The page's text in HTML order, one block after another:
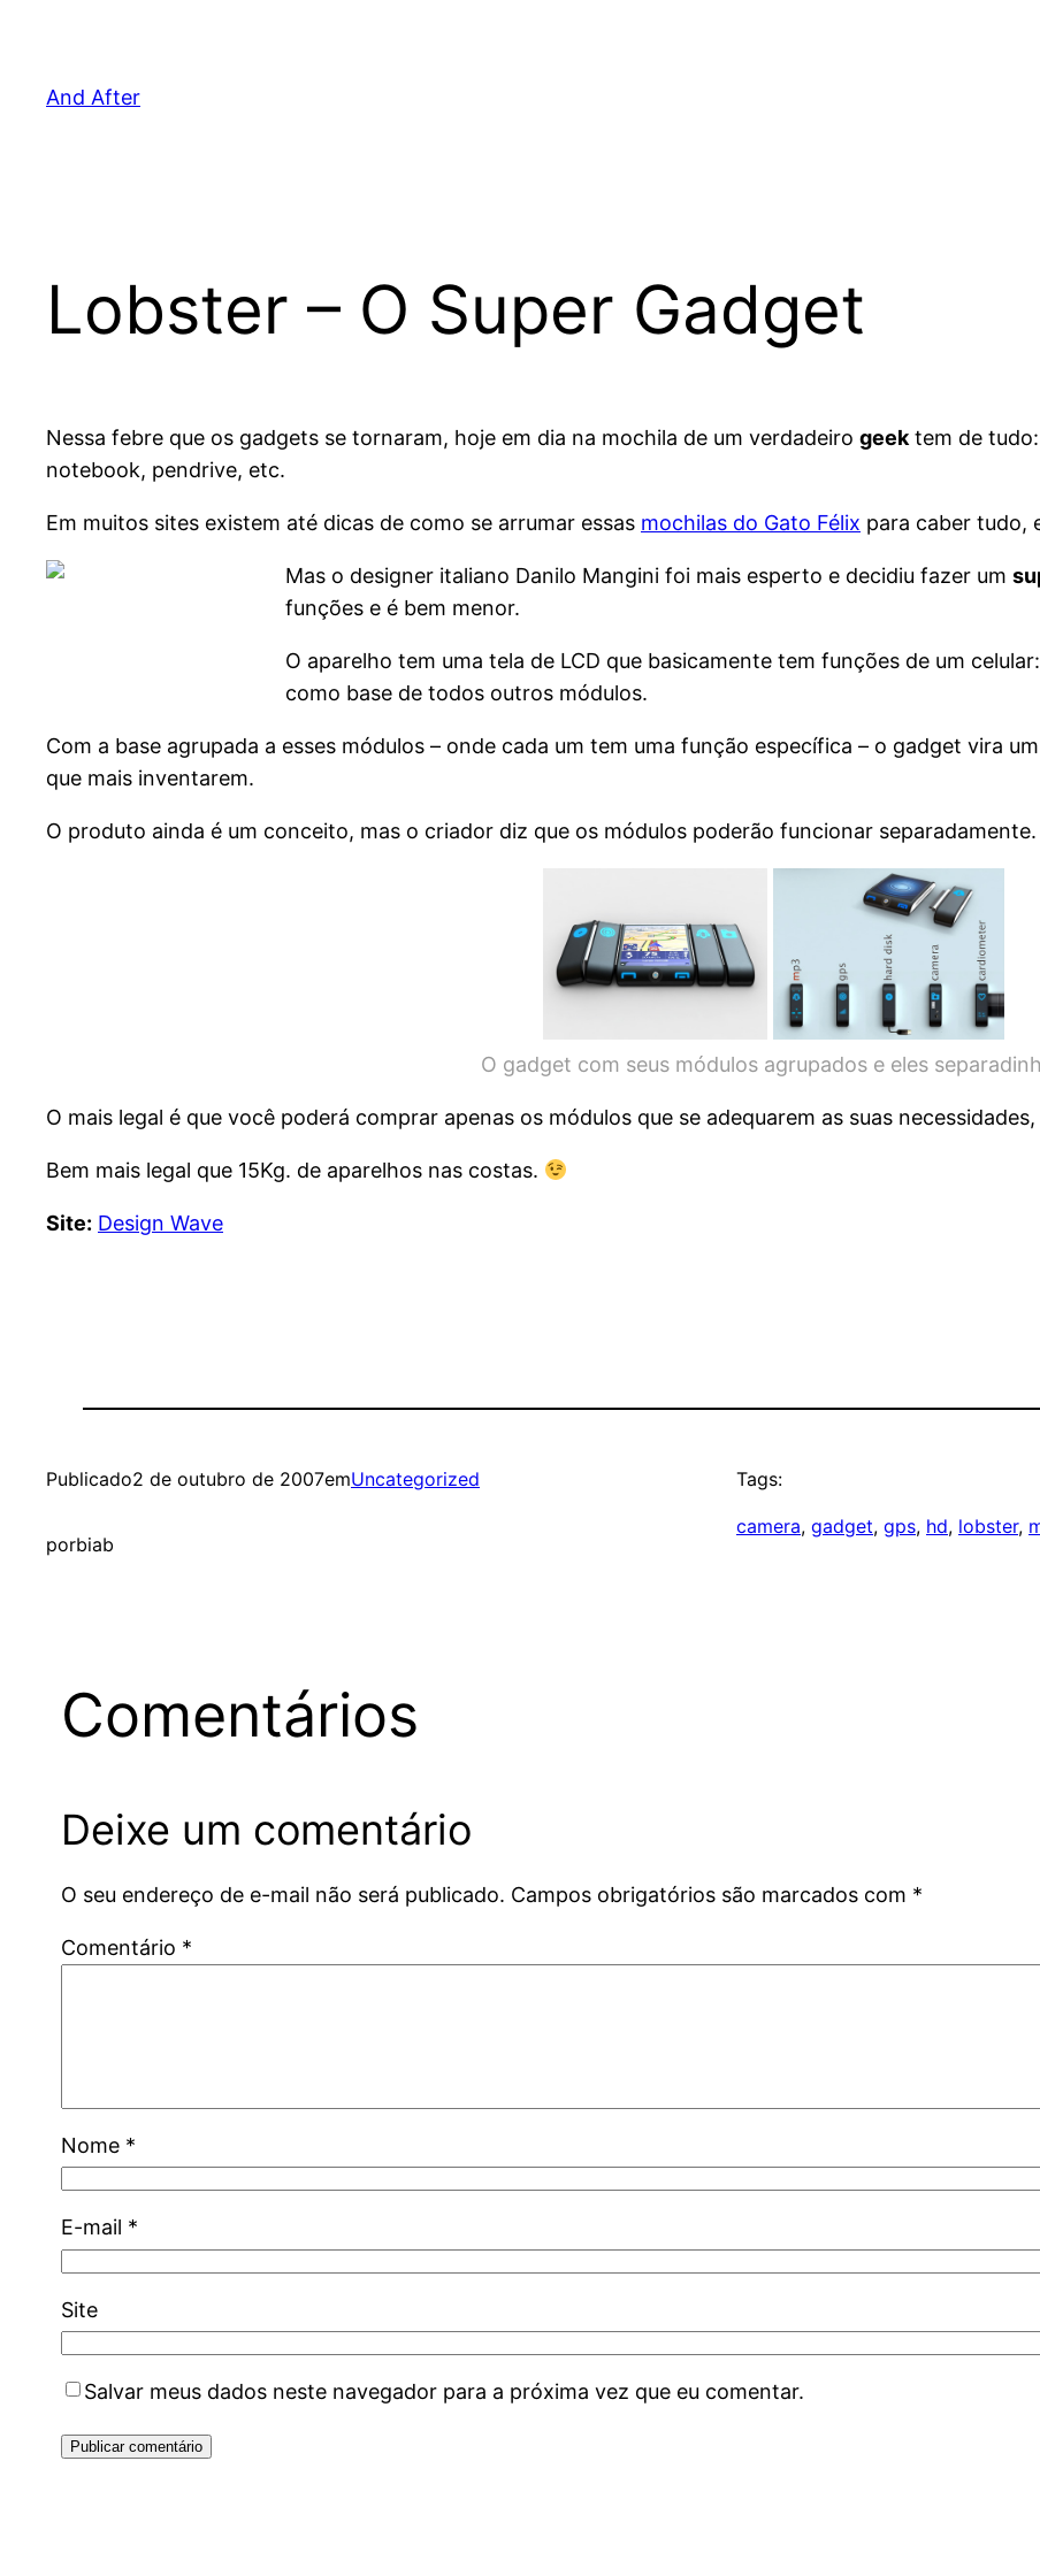
And After
Lobster – O Super Gadget
Nessa febre que os gadgets se tornaram, hoje em dia na mochila de um verdadeiro geektem de tudo:
notebook, pendrive, etc.
Em muitos sites existem até dicas de como se arrumar essas mochilas do Gato Félix para caber tudo,
Mas o designer italiano Danilo Mangini foi mais esperto e decidiu fazer um
funções e é bem menor.
O aparelho tem uma tela de LCD que basicamente tem funções de um
como base de todos outros módulos.
Com a base agrupada a esses módulos – onde cada um tem uma função específica – o gadget vira um
que mais inventarem.
O produto ainda é um conceito, mas o criador diz que os módulos poderão funcionar separadamente.
O gadget com seus módulos agrupados e eles
O mais legal é que você poderá comprar apenas os módulos que se adequarem as suas
Bem mais legal que 15Kg. de aparelhos nas costas.
Site: Design Wave
Publicado2 de outubro de 2007emUncategorized
porbiab
Tags:
camera, gadget, gps, hd, lobster,
Comentários
Deixe um comentário
O seu endereço de e-mail não será publicado. Campos obrigatórios são marcados com *
Comentário *
Nome *
E-mail *
Site
Salvar meus dados neste navegador para a próxima vez que eu comentar.